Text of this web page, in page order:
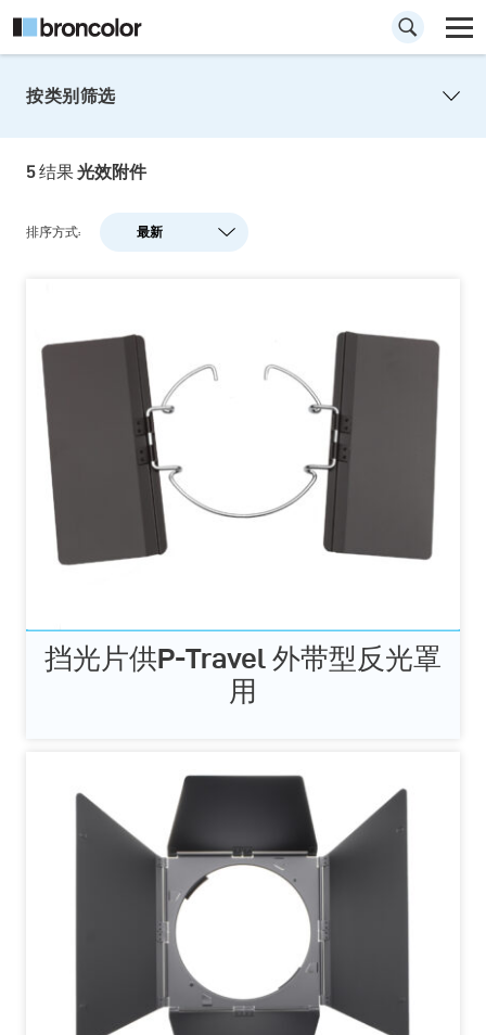
按类别筛选
5结果光效附件
排序方式: 最新
最新
A-Z
Z-A
挡光片供P-Travel 外带型反光罩
用